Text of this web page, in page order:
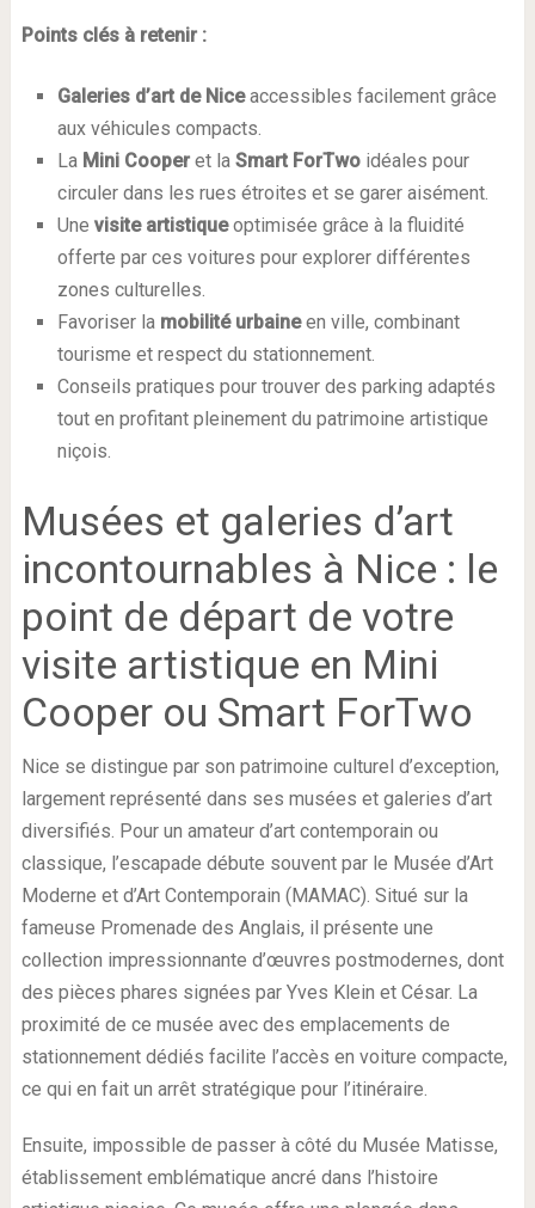
Points clés à retenir :
Galeries d’art de Niceaccessibles facilement grâce
aux véhicules compacts.
La Mini Cooperet la Smart ForTwoidéales pour
circuler dans les rues étroites et se garer aisément.
Une visite artistiqueoptimisée grâce à la fluidité
offerte par ces voitures pour explorer différentes
zones culturelles.
Favoriser la mobilité urbaineen ville, combinant
tourisme et respect du stationnement.
Conseils pratiques pour trouver des parking adaptés
tout en profitant pleinement du patrimoine artistique
niçois.
Musées et galeries d’art
incontournables à Nice : le
point de départ de votre
visite artistique en Mini
Cooper ou Smart ForTwo
Nice se distingue par son patrimoine culturel d’exception,
largement représenté dans ses musées et galeries d’art
diversifiés. Pour un amateur d’art contemporain ou
classique, l’escapade débute souvent par le Musée d’Art
Moderne et d’Art Contemporain (MAMAC). Situé sur la
fameuse Promenade des Anglais, il présente une
collection impressionnante d’œuvres postmodernes, dont
des pièces phares signées par Yves Klein et César. La
proximité de ce musée avec des emplacements de
stationnement dédiés facilite l’accès en voiture compacte,
ce qui en fait un arrêt stratégique pour l’itinéraire.
Ensuite, impossible de passer à côté du Musée Matisse,
établissement emblématique ancré dans l’histoire